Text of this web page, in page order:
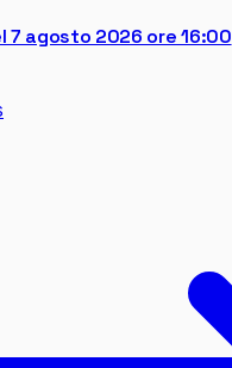
7 agosto 2026 ore 16:00